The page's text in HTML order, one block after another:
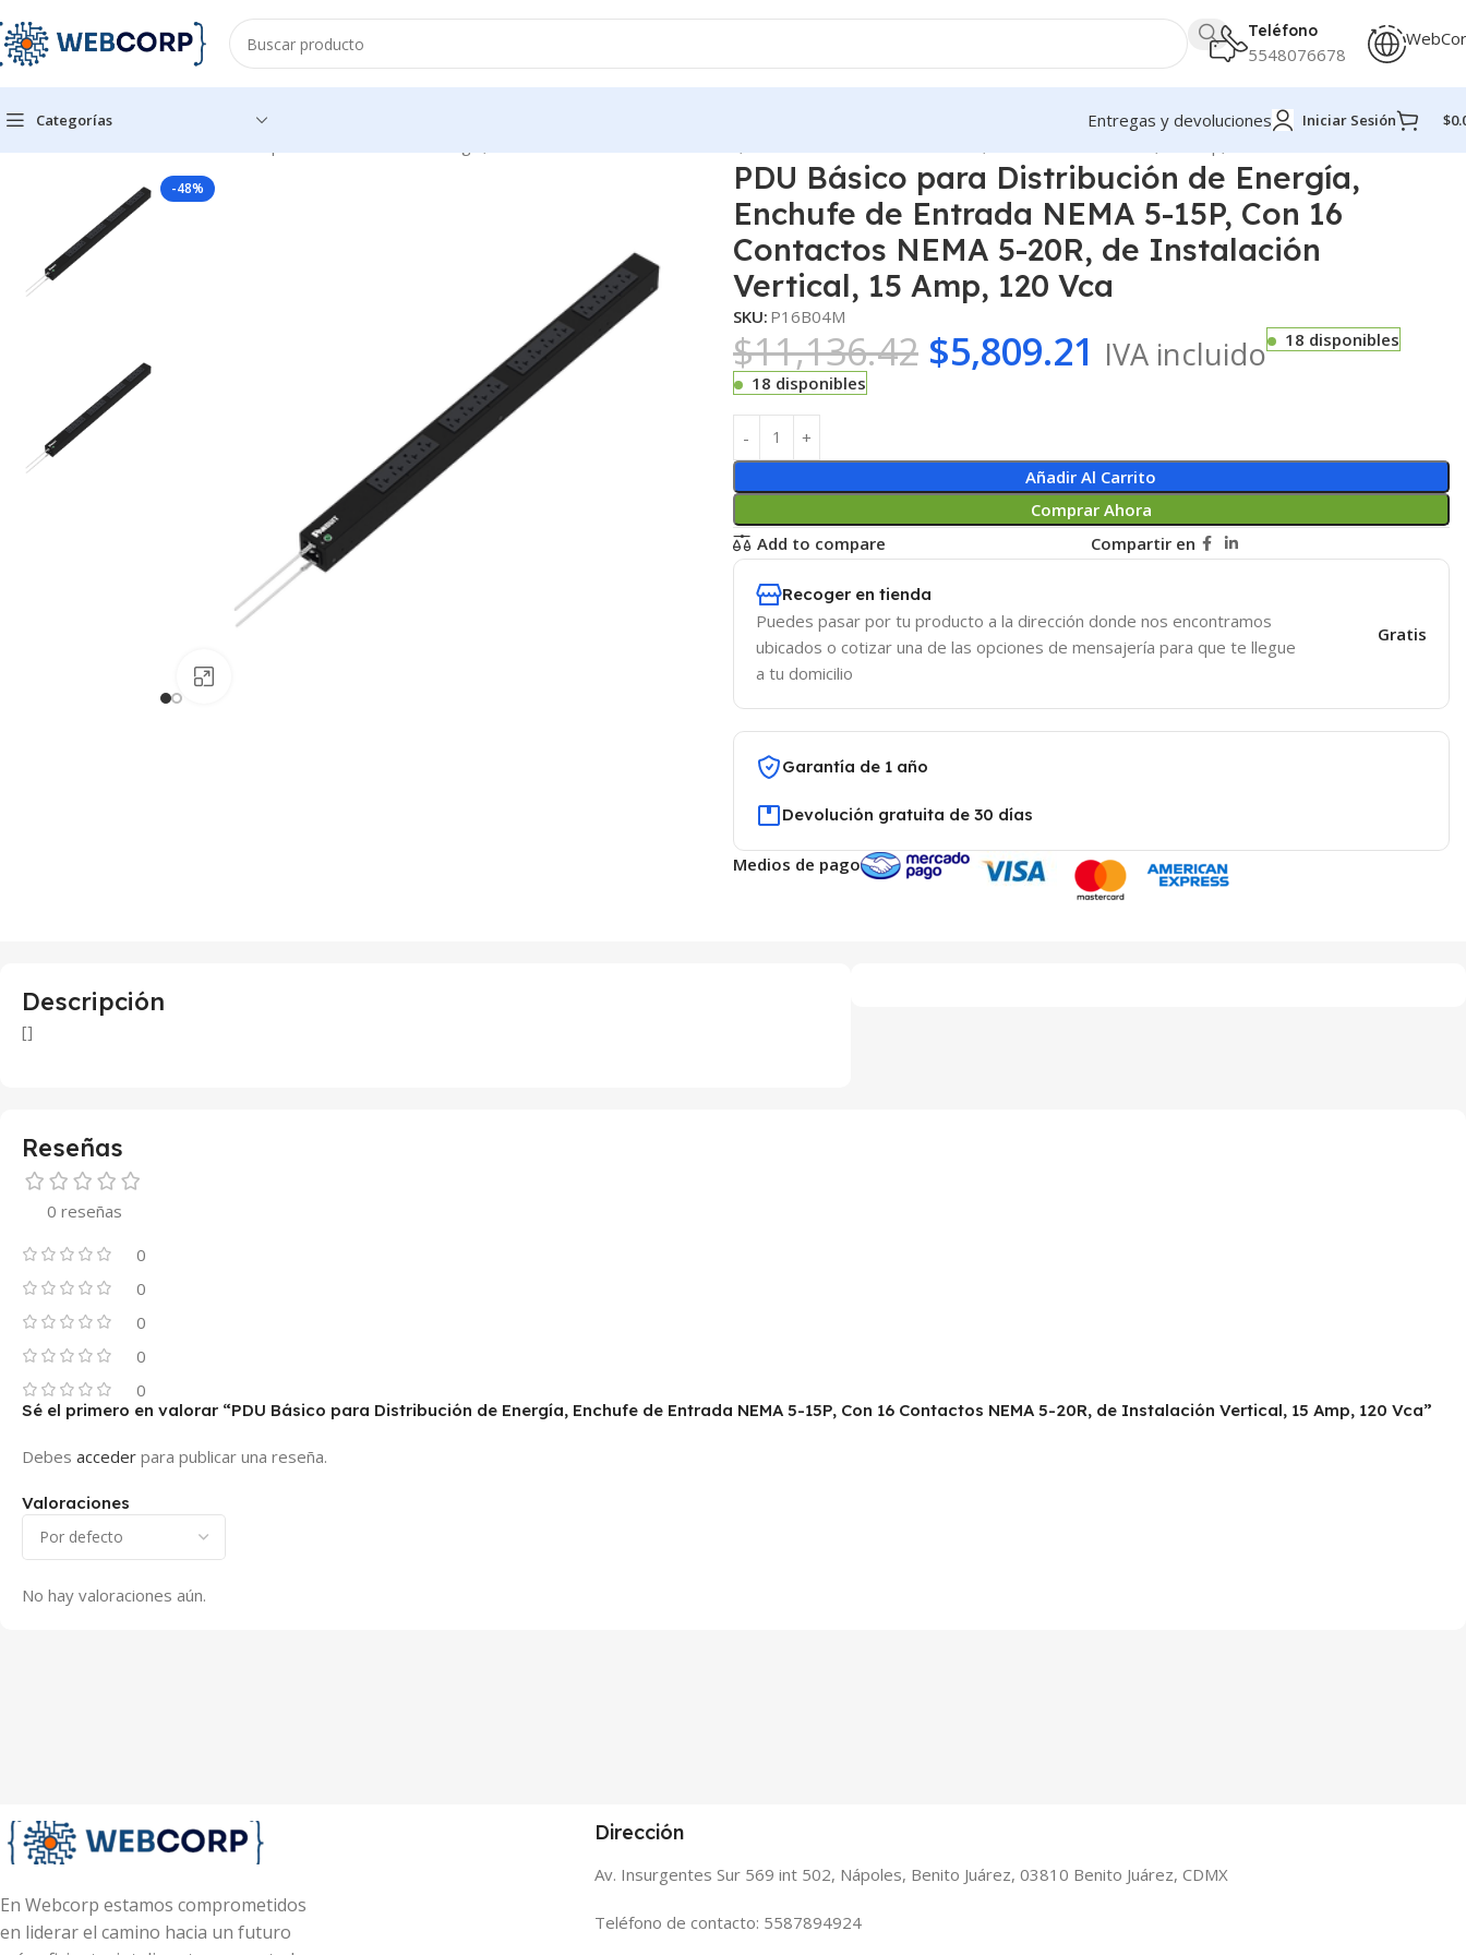
Teléfono
5548076678
Categorías Entregas y devoluciones Iniciar Sesión $
-48%
PDU Básico para Distribución de Energía,
Enchufe de Entrada NEMA 5-15P, Con 16
Contactos NEMA 5-20R, de Instalación
Vertical, 15 Amp, 120 Vca
SKU: P16B04M
$11,136.42 $5,809.21 IVA incluido
18 disponibles
18 disponibles
Añadir Al Carrito
Comprar Ahora
Add to compare
Compartir en
Recoger en tienda
Puedes pasar por tu producto a la dirección donde nos encontramos
ubicados o cotizar una de las opciones de mensajería para que te llegue
a tu domicilio
Gratis
Garantía de 1 año
Devolución gratuita de 30 días
Medios de pago
Descripción
[]
Reseñas
0 reseñas
0
0
0
0
0
Valoraciones
No hay valoraciones aún.
Sé el primero en valorar “PDU Básico para Distribución de Energía, Enchufe de Entrada NEMA 5-15P, Con 16 Contactos NEMA 5-20R, de Instalación Vertical, 15 Amp, 120 Vca”
Debes acceder para publicar una reseña.
En Webcorp estamos comprometidos
en liderar el camino hacia un futuro
Dirección
Av. Insurgentes Sur 569 int 502, Nápoles, Benito Juárez, 03810 Benito Juárez, CDMX
Teléfono de contacto: 5587894924